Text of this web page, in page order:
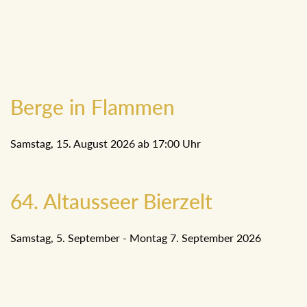
Berge in Flammen
Samstag, 15. August 2026 ab 17:00 Uhr
64. Altausseer Bierzelt
Samstag, 5. September - Montag 7. September 2026